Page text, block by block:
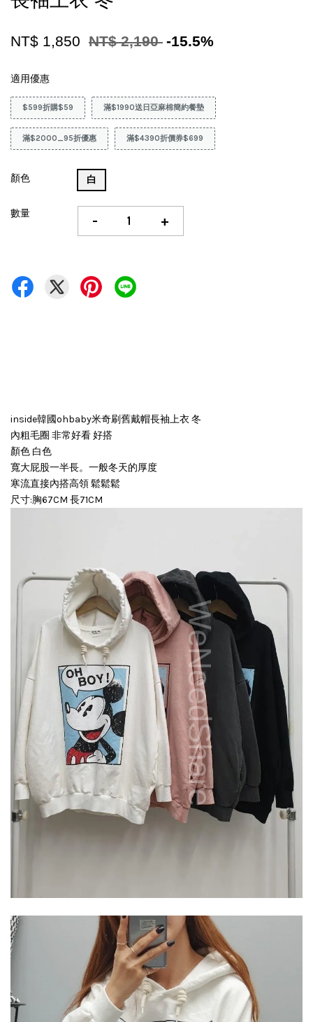
NT$ 1,850 NT$ 2,190 -15.5%
適用優惠
$599折購$59 滿$1990送日亞麻棉簡約餐墊
滿$2000_95折優惠 滿$4390折價券$699
顏色 白
數量 - +
inside韓國ohbaby米奇刷舊戴帽長袖上衣 冬
內粗毛圈 非常好看 好搭
顏色 白色
寬大屁股一半長。一般冬天的厚度
寒流直接內搭高領 鬆鬆鬆
尺寸:胸67CM 長71CM